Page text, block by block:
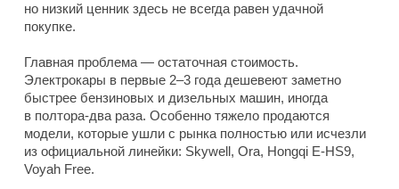
но низкий ценник здесь не всегда равен удачной
покупке.
Главная проблема — остаточная стоимость.
Электрокары в первые 2–3 года дешевеют заметно
быстрее бензиновых и дизельных машин, иногда
в полтора-два раза. Особенно тяжело продаются
модели, которые ушли с рынка полностью или исчезли
из официальной линейки: Skywell, Ora, Hongqi E-HS9,
Voyah Free.